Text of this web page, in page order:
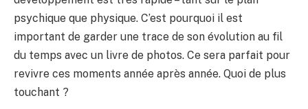
psychique que physique. C’est pourquoi il est
important de garder une trace de son évolution au fil
du temps avec un livre de photos. Ce sera parfait pour
revivre ces moments année après année. Quoi de plus
touchant ?